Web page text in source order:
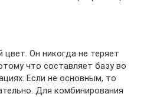
цвет. Он никогда не теряет
что составляет базу во
Если не основным, то
Для комбинирования